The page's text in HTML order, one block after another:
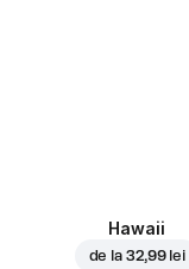
Hawaii
de la 32,99 lei